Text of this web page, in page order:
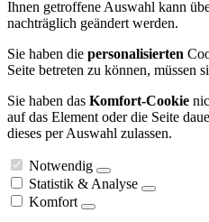
Ihnen getroffene Auswahl kann
nachträglich geändert werden.
Sie haben die personalisierten
Seite betreten zu können, müssen
Sie haben das Komfort-Cookie
auf das Element oder die Seite
dieses per Auswahl zulassen.
Notwendig
Statistik & Analyse
Komfort